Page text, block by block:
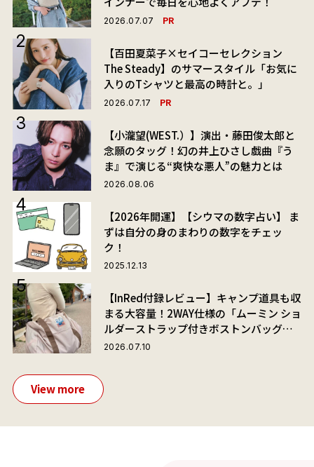
2026.07.07 PR
【百田夏菜子×セイコーセレクション
The Steady】のサマースタイル「お気に
入りのTシャツと最高の時計と。」
2026.07.17 PR
【小瀧望(WEST.）】演出・藤田俊太郎と
念願のタッグ！幻の井上ひさし戯曲『う
ま』で演じる“爽快な悪人”の魅力とは
2026.08.06
【2026年開運】【シウマの数字占い】 ま
ずは自分の身のまわりの数字をチェッ
ク！
2025.12.13
【InRed付録レビュー】キャンプ道具も収
まる大容量！2WAY仕様の「ムーミン ショ
ルダーストラップ付きボストンバッグ」
が夏旅におすすめな理由
2026.07.10
View more